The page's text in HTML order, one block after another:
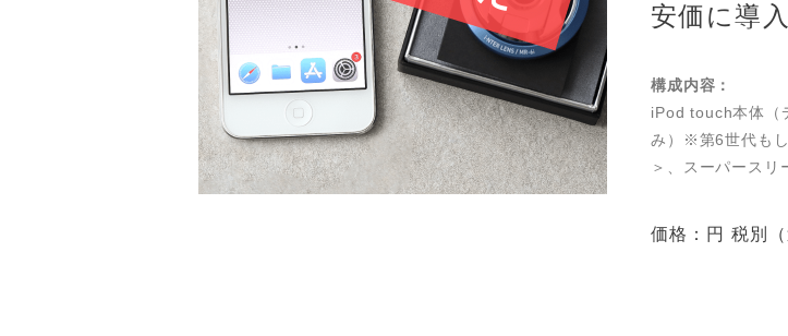
安価に導
構成内容：
iPod touch本体（
み）※第6世代も
＞、スーパース
価格： 円 税別